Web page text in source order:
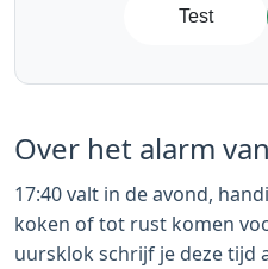
Test
Over het alarm
17:40 valt in de avond,
koken of tot rust komen
uursklok schrijf je deze tijd